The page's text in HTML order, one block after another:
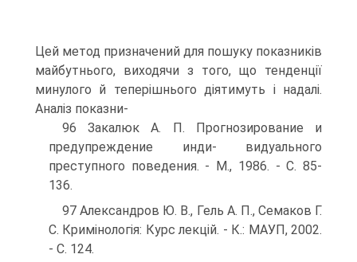
Цей метод призначений для пошуку показників
майбутнього, виходячи з того, що тенденції
минулого й теперішнього діятимуть і надалі.
Аналіз показни-
96 Закалюк А. П. Прогнозирование и
предупреждение инди- видуального
преступного поведения. - М., 1986. - С. 85-
136.
97 Александров Ю. В., Гель А. П., Семаков Г.
С. Кримінологія: Курс лекцій. - К.: МАУП, 2002.
- С. 124.